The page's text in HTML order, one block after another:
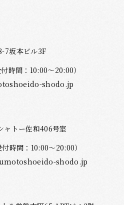
7坂本ビル3F
付時間：10:00～20:00）
shodo.jp
ャトー佐和406号室
付時間：10:00～20:00）
shodo.jp